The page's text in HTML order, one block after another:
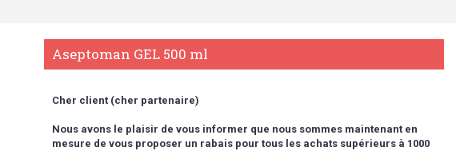
Aseptoman GEL 500 ml
Cher client (cher partenaire)
Nous avons le plaisir de vous informer que nous sommes maintenant en
mesure de vous proposer un rabais pour tous les achats supérieurs à 1000